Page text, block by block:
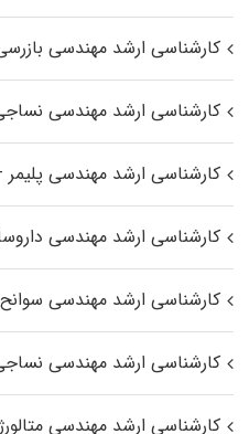
کارشناسی ارشد مهندسی
کارشناسی ارشد مهندسی
کارشناسی ارشد مهندسی
کارشناسی ارشد مهندسی
کارشناسی ارشد مهندسی
کارشناسی ارشد مهندسی
کارشناسی ارشد مهندسی